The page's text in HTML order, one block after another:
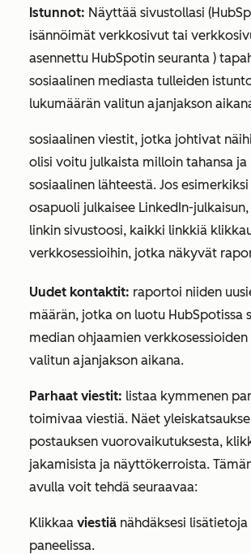
Istunnot: Näyttää sivustollasi
isännöimät verkkosivut tai
asennettu HubSpotin seuranta )
sosiaalinen mediasta tulleiden
lukumäärän valitun ajanjakson
sosiaalinen viestit, jotka johtivat
olisi voitu julkaista milloin tahansa ja
sosiaalinen lähteestä. Jos
osapuoli julkaisee LinkedIn-
linkin sivustoosi, kaikki linkkiä
verkkosessioihin, jotka näkyvät
Uudet kontaktit: raportoi niiden
määrän, jotka on luotu HubSpotissa
median ohjaamien verkkosessioiden
valitun ajanjakson aikana.
Parhaat viestit: listaa kymmenen
toimivaa viestiä. Näet
postauksen vuorovaikutuksesta,
jakamisista ja näyttökerroista.
avulla voit tehdä seuraavaa:
Klikkaa viestiä nähdäksesi lisätietoja
paneelissa.